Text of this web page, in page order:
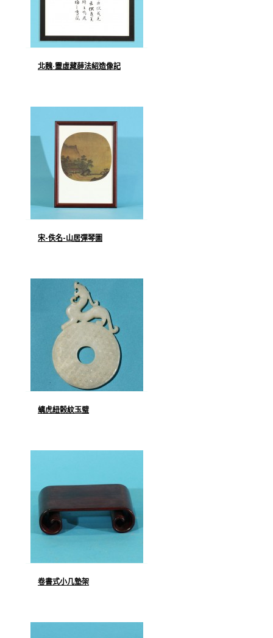
北魏·靈虛藏薛法紹造像記
宋-佚名-山居彈琴圖
螭虎紐榖紋玉璧
卷書式小几墊架